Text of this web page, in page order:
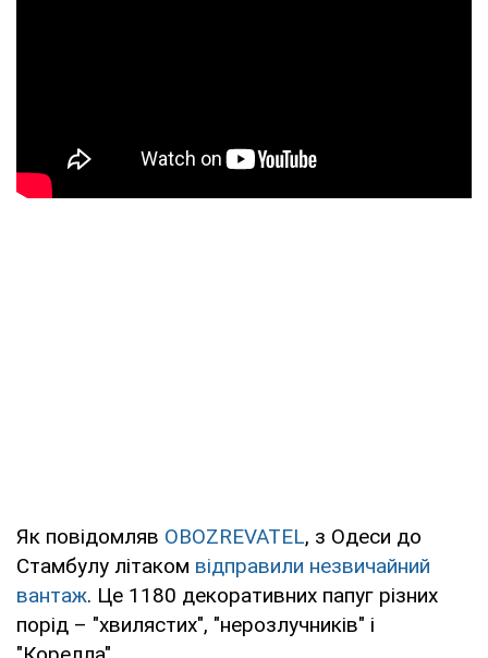
Як повідомляв OBOZREVATEL, з Одеси до
Стамбулу літаком відправили незвичайний
вантаж. Це 1180 декоративних папуг різних
порід – "хвилястих", "нерозлучників" і